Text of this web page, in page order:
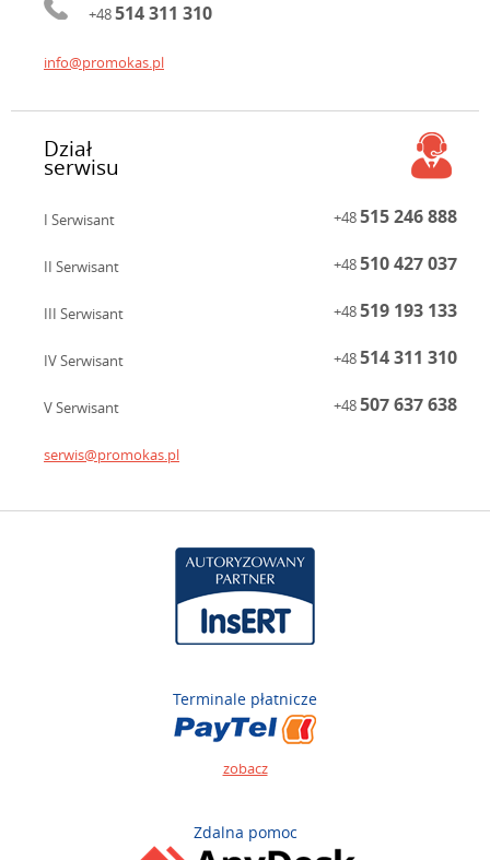
+48514 311 310
info@promokas.pl
Dział
serwisu
I Serwisant +48515 246 888
II Serwisant +48510 427 037
III Serwisant +48519 193 133
IV Serwisant +48514 311 310
V Serwisant +48507 637 638
serwis@promokas.pl
Terminale płatnicze
zobacz
Zdalna pomoc